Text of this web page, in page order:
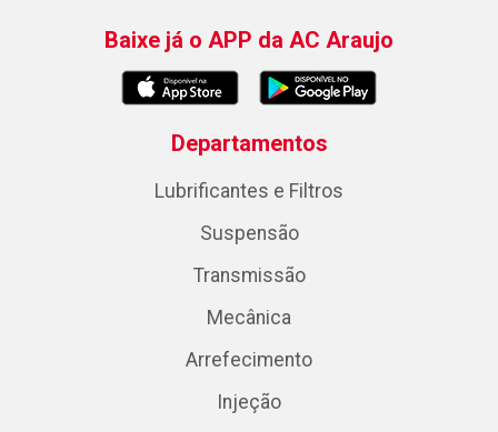
Baixe já o APP da AC Araujo
Departamentos
Lubrificantes e Filtros
Suspensão
Transmissão
Mecânica
Arrefecimento
Injeção